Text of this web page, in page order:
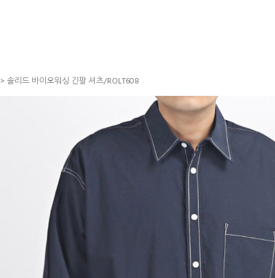
> 솔리드 바이오워싱 긴팔 셔츠/ROLT608